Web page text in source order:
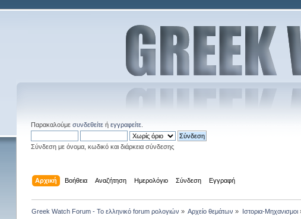
Παρακαλούμε συνδεθείτεή εγγραφείτε.
Σύνδεση με όνομα, κωδικό και διάρκεια σύνδεσης
Αρχική Βοήθεια Αναζήτηση Ημερολόγιο Σύνδεση Εγγραφή
Greek Watch Forum - Το ελληνικό forum ρολογιών » Αρχείο θεμάτων » Ιστορια-Μηχανισμοι